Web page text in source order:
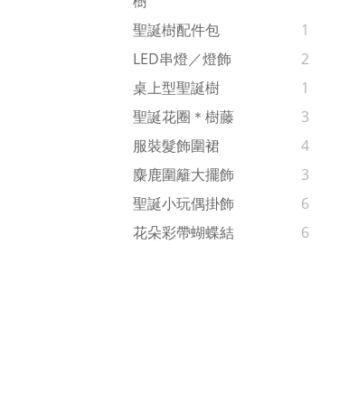
聖誕樹配件包
1
LED串燈／燈飾
2
桌上型聖誕樹
1
聖誕花圈＊樹藤
3
服裝髮飾圍裙
4
麋鹿圍籬大擺飾
3
聖誕小玩偶掛飾
6
花朵彩帶蝴蝶結
6